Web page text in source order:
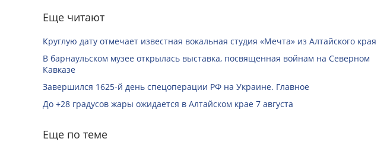
Еще читают
Круглую дату отмечает известная вокальная студия «Мечта» из Алтайского края
В барнаульском музее открылась выставка, посвященная войнам на Северном
Кавказе
Завершился 1625-й день спецоперации РФ на Украине. Главное
До +28 градусов жары ожидается в Алтайском крае 7 августа
Еще по теме